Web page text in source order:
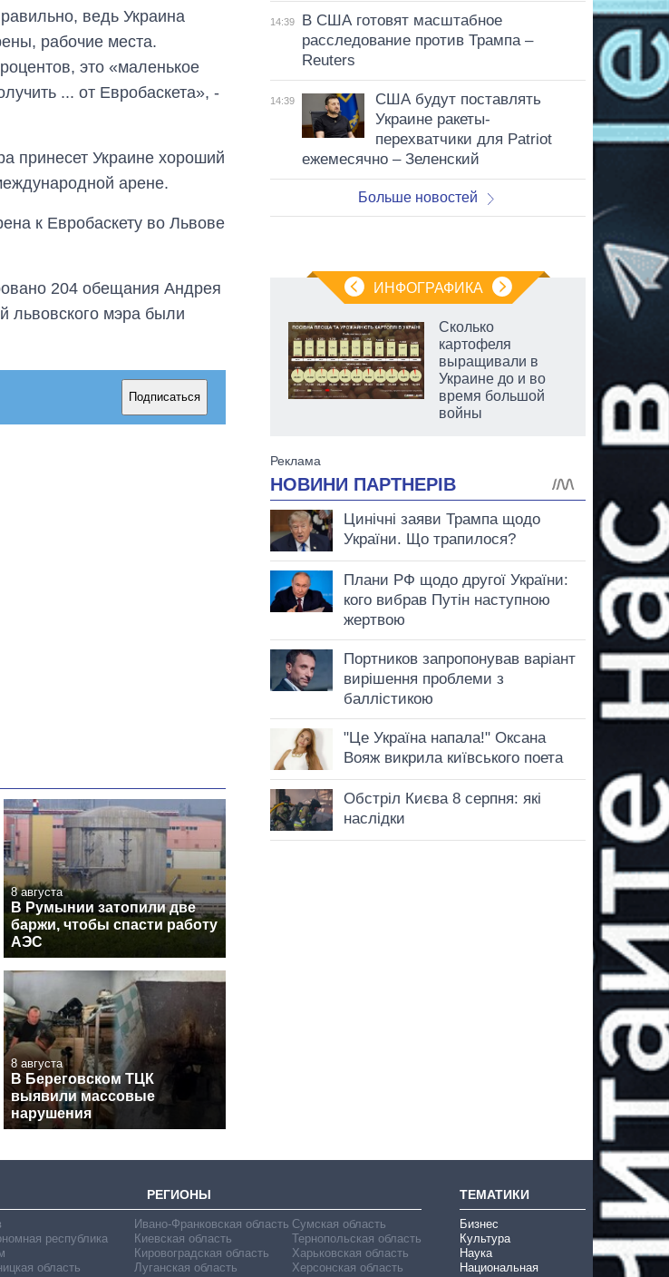
ведь Украина
рабочие места.
это «маленькое
... от Евробаскета», -
принесет Украине хороший
арене.
к Евробаскету во Львове
204 обещания Андрея
львовского мэра были
Подписаться
8 августа
В Румынии затопили две
баржи, чтобы спасти работу
АЭС
8 августа
В Береговском ТЦК
выявили массовые
нарушения
14:39
В США готовят масштабное
расследование против Трампа –
Reuters
14:39
США будут поставлять
Украине ракеты-
перехватчики для Patriot
ежемесячно – Зеленский
Больше новостей
ИНФОГРАФИКА
Восемь
за лето: Киев и
область стали
главной целью рф
Сколько
картофеля
выращивали в
Украине до и во
время большой
войны
РЕГИОНЫ
республика
область
Ивано-Франковская область
Киевская область
Кировоградская область
Луганская область
Сумская область
Тернопольская область
Харьковская область
Херсонская область
ТЕМАТИКИ
Бизнес
Культура
Наука
Национальная